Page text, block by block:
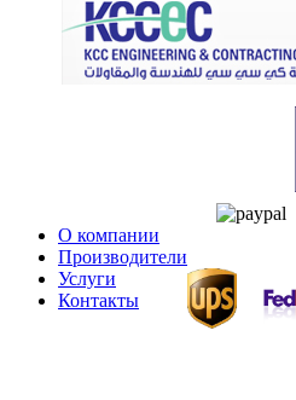
О компании
Производители
Услуги
Контакты